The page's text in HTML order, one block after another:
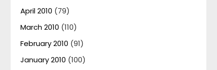
April 2010 (79)
March 2010 (110)
February 2010 (91)
January 2010 (100)